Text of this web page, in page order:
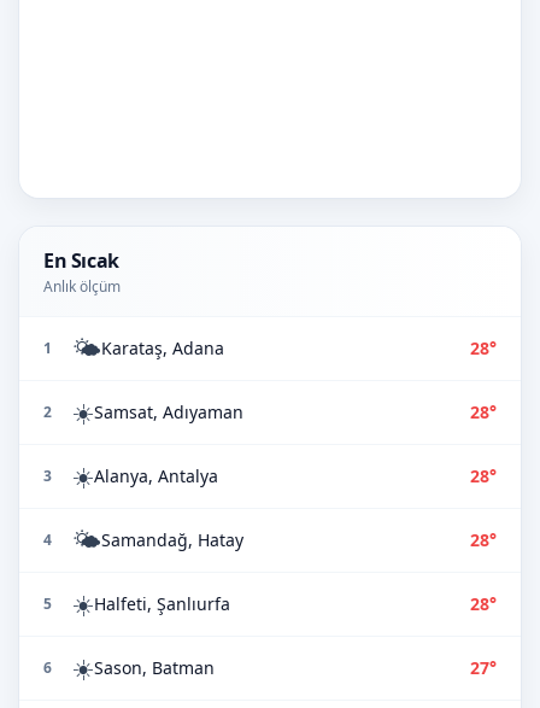
En Sıcak
Anlık ölçüm
1 🌤️Karataş, Adana 28°
2 ☀️Samsat, Adıyaman 28°
3 ☀️Alanya, Antalya 28°
4 🌤️Samandağ, Hatay 28°
5 ☀️Halfeti, Şanlıurfa 28°
6 ☀️Sason, Batman 27°